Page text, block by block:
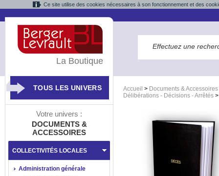
Ce site utilise des cookies nécessaires à son fonctionnement et des
Accueil > Documents & Accessoires
Délibérations - Décisions - Arrêtés
La Boutique
TOUS LES UNIVERS
Votre univers :
DOCUMENTS &
ACCESSOIRES
COLLECTIVITÉS LOCALES
Administration générale